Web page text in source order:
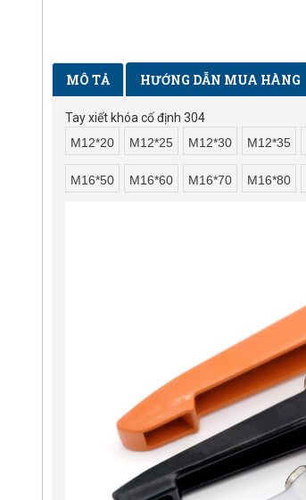
MÔ TẢ HƯỚNG DẪN MUA HÀNG
Tay xiết khóa cố định 304
M12*20
M12*25 M12*30 M12*35
M16*50 M16*60 M16*70 M16*80